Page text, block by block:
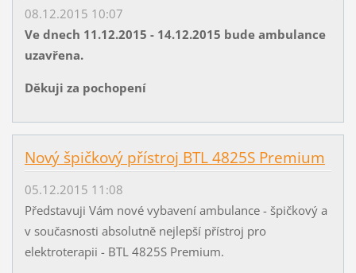
08.12.2015 10:07
Ve dnech 11.12.2015 - 14.12.2015 bude ambulance
uzavřena.
Děkuji za pochopení
Nový špičkový přístroj BTL 4825S Premium
05.12.2015 11:08
Představuji Vám nové vybavení ambulance - špičkový a
v současnosti absolutně nejlepší přístroj pro
elektroterapii - BTL 4825S Premium.